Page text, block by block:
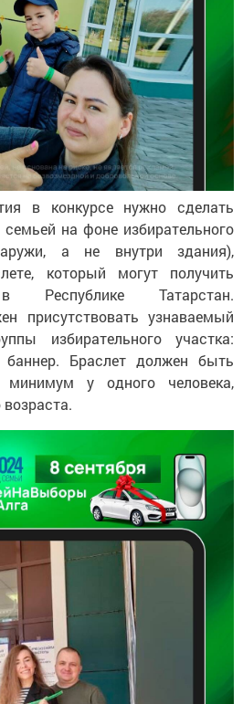
в конкурсе нужно сделать
на фоне избирательного
а не внутри здания),
который могут получить
Республике Татарстан.
присутствовать узнаваемый
избирательного участка:
Браслет должен быть
у одного человека,